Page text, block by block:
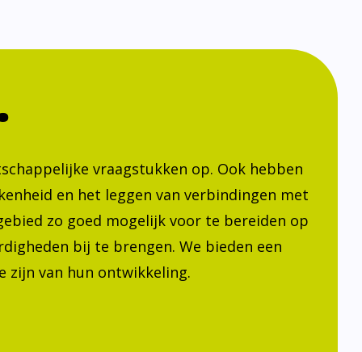
vraagstukken op. Ook hebben
en het leggen van verbindingen met
zo goed mogelijk voor te bereiden op
bij te brengen. We bieden een
zijn van hun ontwikkeling.